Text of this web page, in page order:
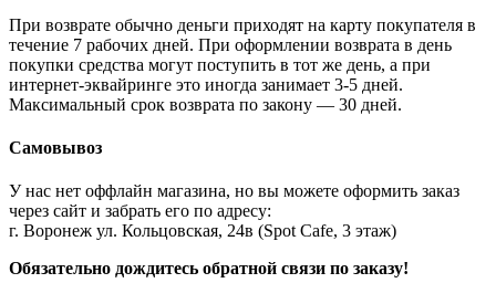
При возврате обычно деньги приходят на карту покупателя в
течение 7 рабочих дней. При оформлении возврата в день
покупки средства могут поступить в тот же день, а при
интернет-эквайринге это иногда занимает 3-5 дней.
Максимальный срок возврата по закону — 30 дней.
Самовывоз
У нас нет оффлайн магазина, но вы можете оформить заказ
через сайт и забрать его по адресу:
г. Воронеж ул. Кольцовская, 24в (Spot Cafe, 3 этаж)
Обязательно дождитесь обратной связи по заказу!